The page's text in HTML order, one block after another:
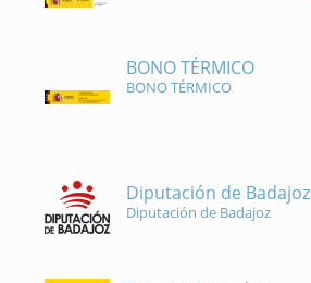
BONO TÉRMICO
BONO TÉRMICO
Diputación de Badajoz
Diputación de Badajoz